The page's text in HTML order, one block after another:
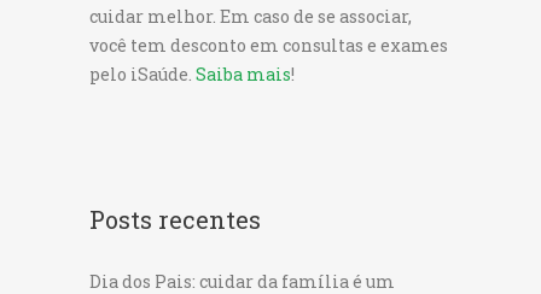
cuidar melhor. Em caso de se associar,
você tem desconto em consultas e exames
pelo iSaúde. Saiba mais!
Posts recentes
Dia dos Pais: cuidar da família é um